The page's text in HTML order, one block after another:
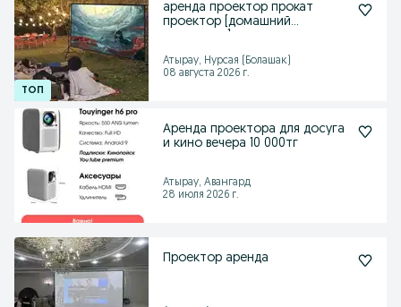
аренда проектор прокат
проектор [домашний
Атырау, Нурсая (Болашак)
08 августа 2026 г.
Аренда проектора для досуга
и кино вечера 10 000тг
Атырау, Авангард
28 июля 2026 г.
Проектор аренда